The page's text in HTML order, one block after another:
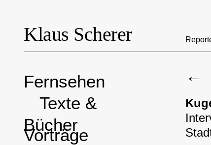
Klaus Scherer
Fernsehen
Texte &
Bücher
Vorträge
←